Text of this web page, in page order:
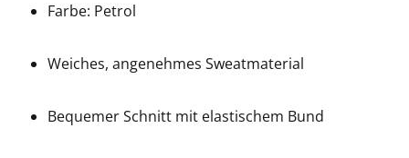
Farbe: Petrol
Weiches, angenehmes Sweatmaterial
Bequemer Schnitt mit elastischem Bund